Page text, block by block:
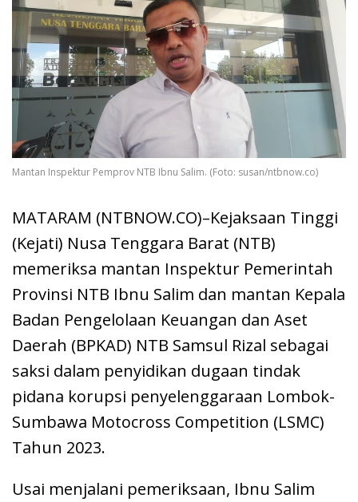
Mantan Inspektur Pemprov NTB Ibnu Salim. (Foto: susan/ntbnow.co)
MATARAM (NTBNOW.CO)–Kejaksaan Tinggi
(Kejati) Nusa Tenggara Barat (NTB)
memeriksa mantan Inspektur Pemerintah
Provinsi NTB Ibnu Salim dan mantan Kepala
Badan Pengelolaan Keuangan dan Aset
Daerah (BPKAD) NTB Samsul Rizal sebagai
saksi dalam penyidikan dugaan tindak
pidana korupsi penyelenggaraan Lombok-
Sumbawa Motocross Competition (LSMC)
Tahun 2023.
Usai menjalani pemeriksaan, Ibnu Salim